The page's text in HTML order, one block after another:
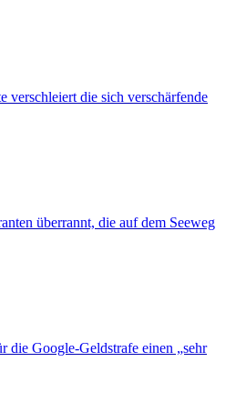
verschleiert die sich verschärfende
überrannt, die auf dem Seeweg
die Google-Geldstrafe einen „sehr